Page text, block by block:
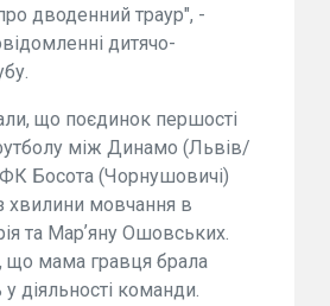
дводенний траур", -
дитячо-
що поєдинок першості
між Динамо (Львів/
Босота (Чорнушовичі)
хвилини мовчання в
та Марʼяну Ошовських.
що мама гравця брала
у діяльності команди.